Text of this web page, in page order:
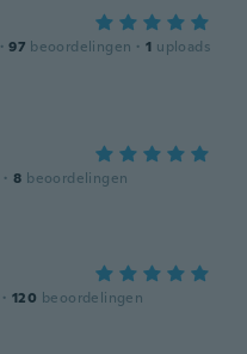
· 97 beoordelingen · 1 uploads
· 8 beoordelingen
· 120 beoordelingen